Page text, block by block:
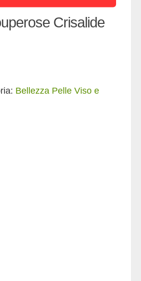
Crisalide
Bellezza Pelle Viso e